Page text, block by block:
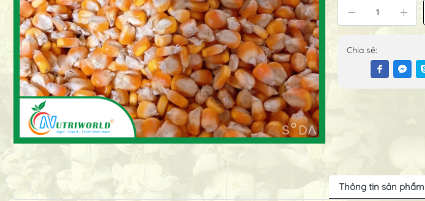
Chia sẻ:
Thông tin sản phẩm